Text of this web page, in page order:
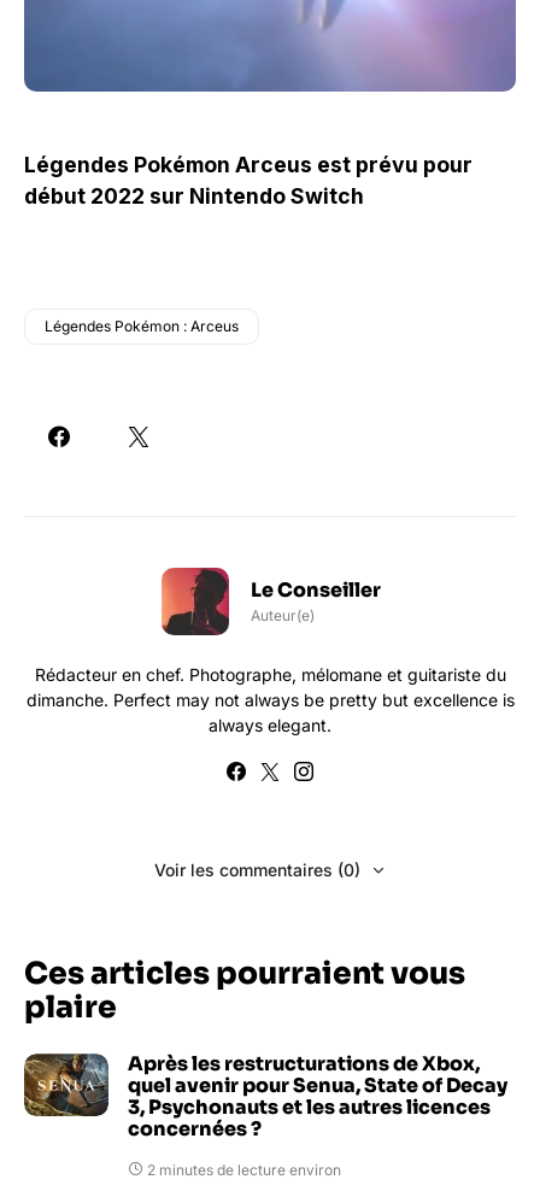
Légendes Pokémon Arceus est prévu pour
début 2022 sur Nintendo Switch
Légendes Pokémon : Arceus
Le Conseiller
Auteur(e)
Rédacteur en chef. Photographe, mélomane et guitariste du
dimanche. Perfect may not always be pretty but excellence is
always elegant.
Voir les commentaires (0)
Ces articles pourraient vous
plaire
Après les restructurations de Xbox,
quel avenir pour Senua, State of Decay
3, Psychonauts et les autres licences
concernées ?
2 minutes de lecture environ